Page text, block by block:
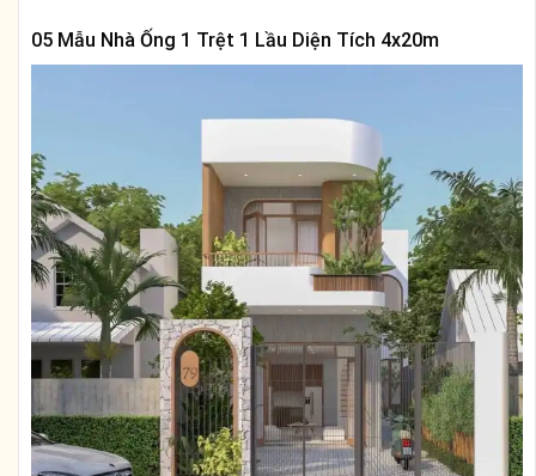
05 Mẫu Nhà Ống 1 Trệt 1 Lầu Diện Tích 4x20m